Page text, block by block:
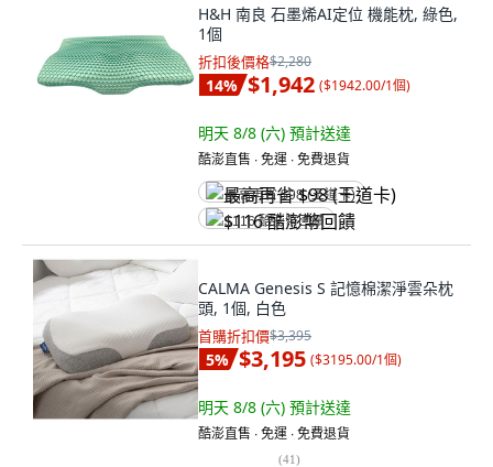
H&H 南良 石墨烯AI定位 機能枕, 綠色,
1個
折扣後價格$2,280
14% $1,942 ($1942.00/1個)
明天 8/8 (六) 預計送達
酷澎直售 ∙ 免運 ∙ 免費退貨
最高再省 $98 (王道卡)
$116 酷澎幣回饋
CALMA Genesis S 記憶棉潔淨雲朵枕
頭, 1個, 白色
首購折扣價$3,395
5% $3,195 ($3195.00/1個)
明天 8/8 (六) 預計送達
酷澎直售 ∙ 免運 ∙ 免費退貨
(41)